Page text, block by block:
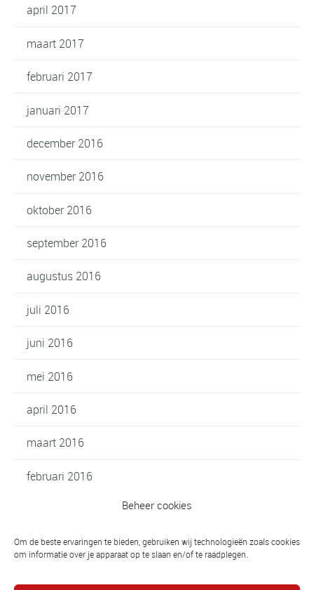
Beheer cookies
Om de beste ervaringen te bieden, gebruiken wij technologieën zoals cookies
om informatie over je apparaat op te slaan en/of te raadplegen.
april 2017
maart 2017
februari 2017
januari 2017
december 2016
november 2016
oktober 2016
september 2016
augustus 2016
juli 2016
juni 2016
mei 2016
april 2016
maart 2016
februari 2016
oktober 2015